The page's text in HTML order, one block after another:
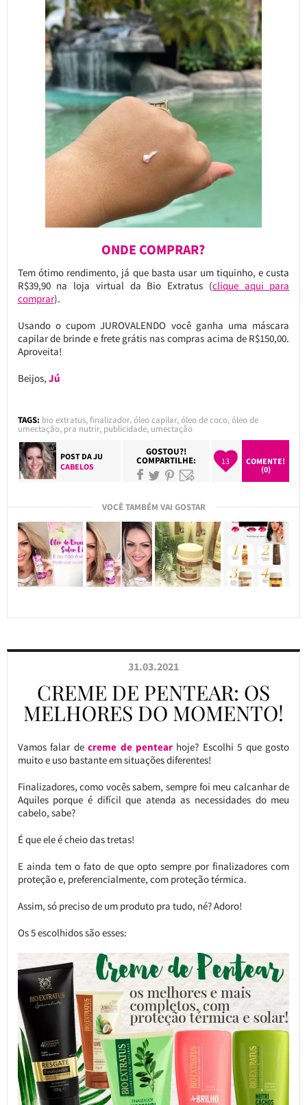
ONDE COMPRAR?
Tem ótimo rendimento, já que basta usar um tiquinho, e custa
R$39,90 na loja virtual da Bio Extratus (clique aqui para
comprar).
Usando o cupom JUROVALENDO você ganha uma máscara
capilar de brinde e frete grátis nas compras acima de R$150,00.
Aproveita!
Beijos, Jú
TAGS: bio extratus,finalizador,óleo capilar,óleo de coco,óleo de
umectação, pra nutrir, publicidade, umectação
POST DAJU
CABELOS
GOSTOU?!
COMPARTILHE: 13
COMENTE!
(0)
VOCÊ TAMBÉM VAI GOSTAR
31.03.2021
CREME DE PENTEAR: OS
MELHORES DO MOMENTO!
Vamos falar decreme de pentear hoje? Escolhi 5 que gosto
muito e uso bastante em situações diferentes!
Finalizadores, como vocês sabem, sempre foi meu calcanhar de
Aquiles porque é difícil que atenda as necessidades do meu
cabelo, sabe?
É que ele é cheio das tretas!
E ainda tem o fato de que opto sempre por finalizadores com
proteção e, preferencialmente, com proteção térmica.
Assim, só preciso de um produto pra tudo, né? Adoro!
Os 5 escolhidos são esses: